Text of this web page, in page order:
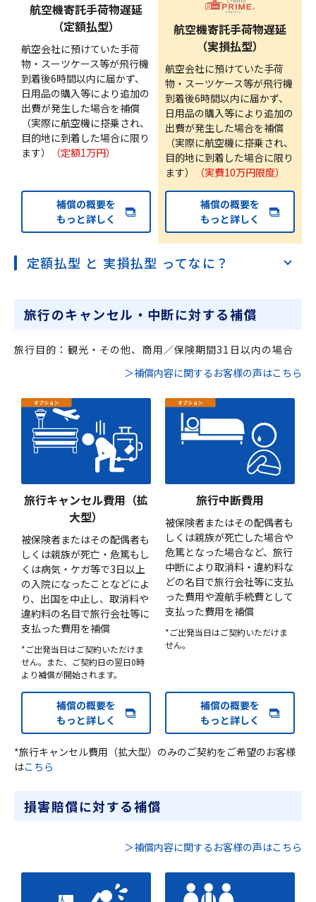
航空機寄託手荷物遅延
（定額払型）
航空会社に預けていた手荷
物・スーツケース等が飛行機
到着後6時間以内に届かず、
日用品の購入等により追加の
出費が発生した場合を補償
（実際に航空機に搭乗され、
目的地に到着した場合に限り
ます）
（定額1万円）
補償の概要を
もっと詳しく
航空機寄託手荷物遅延
（実損払型）
航空会社に預けていた手荷
物・スーツケース等が飛行機
到着後6時間以内に届かず、
日用品の購入等により追加の
出費が発生した場合を補償
（実際に航空機に搭乗され、
目的地に到着した場合に限り
ます）
（実費10万円限度）
補償の概要を
もっと詳しく
定額払型 と 実損払型 ってなに？
旅行のキャンセル・中断に対する補償
旅行目的：観光・その他、商用／保険期間31日以内の場合
＞補償内容に関するお客様の声はこちら
旅行キャンセル費用（拡
大型）
被保険者またはその配偶者も
しくは親族が死亡・危篤もし
くは病気・ケガ等で3日以上
の入院になったことなどによ
り、出国を中止し、取消料や
違約料の名目で旅行会社等に
支払った費用を補償
*ご出発当日はご契約いただけま
せん。また、ご契約日の翌日0時
より補償が開始されます。
補償の概要を
もっと詳しく
旅行中断費用
被保険者またはその配偶者も
しくは親族が死亡した場合や
危篤となった場合など、旅行
中断により取消料・違約料な
どの名目で旅行会社等に支払
った費用や渡航手続費として
支払った費用を補償
*ご出発当日はご契約いただけま
せん。
補償の概要を
もっと詳しく
*旅行キャンセル費用（拡大型）のみのご契約をご希望のお客様
はこちら
損害賠償に対する補償
＞補償内容に関するお客様の声はこちら